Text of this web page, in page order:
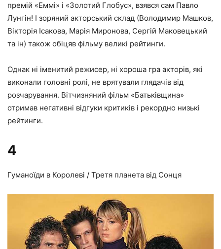
премій «Еммі» і «Золотий Глобус», взявся сам Павло
Лунгін! І зоряний акторський склад (Володимир Машков,
Вікторія Ісакова, Марія Миронова, Сергій Маковецький
та ін) також обіцяв фільму великі рейтинги.
Однак ні іменитий режисер, ні хороша гра акторів, які
виконали головні ролі, не врятували глядачів від
розчарування. Вітчизняний фільм «Батьківщина»
отримав негативні відгуки критиків і рекордно низькі
рейтинги.
4
Гуманоїди в Королеві / Третя планета від Сонця